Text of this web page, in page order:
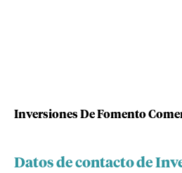
Inversiones De Fomento
Datos de contacto de